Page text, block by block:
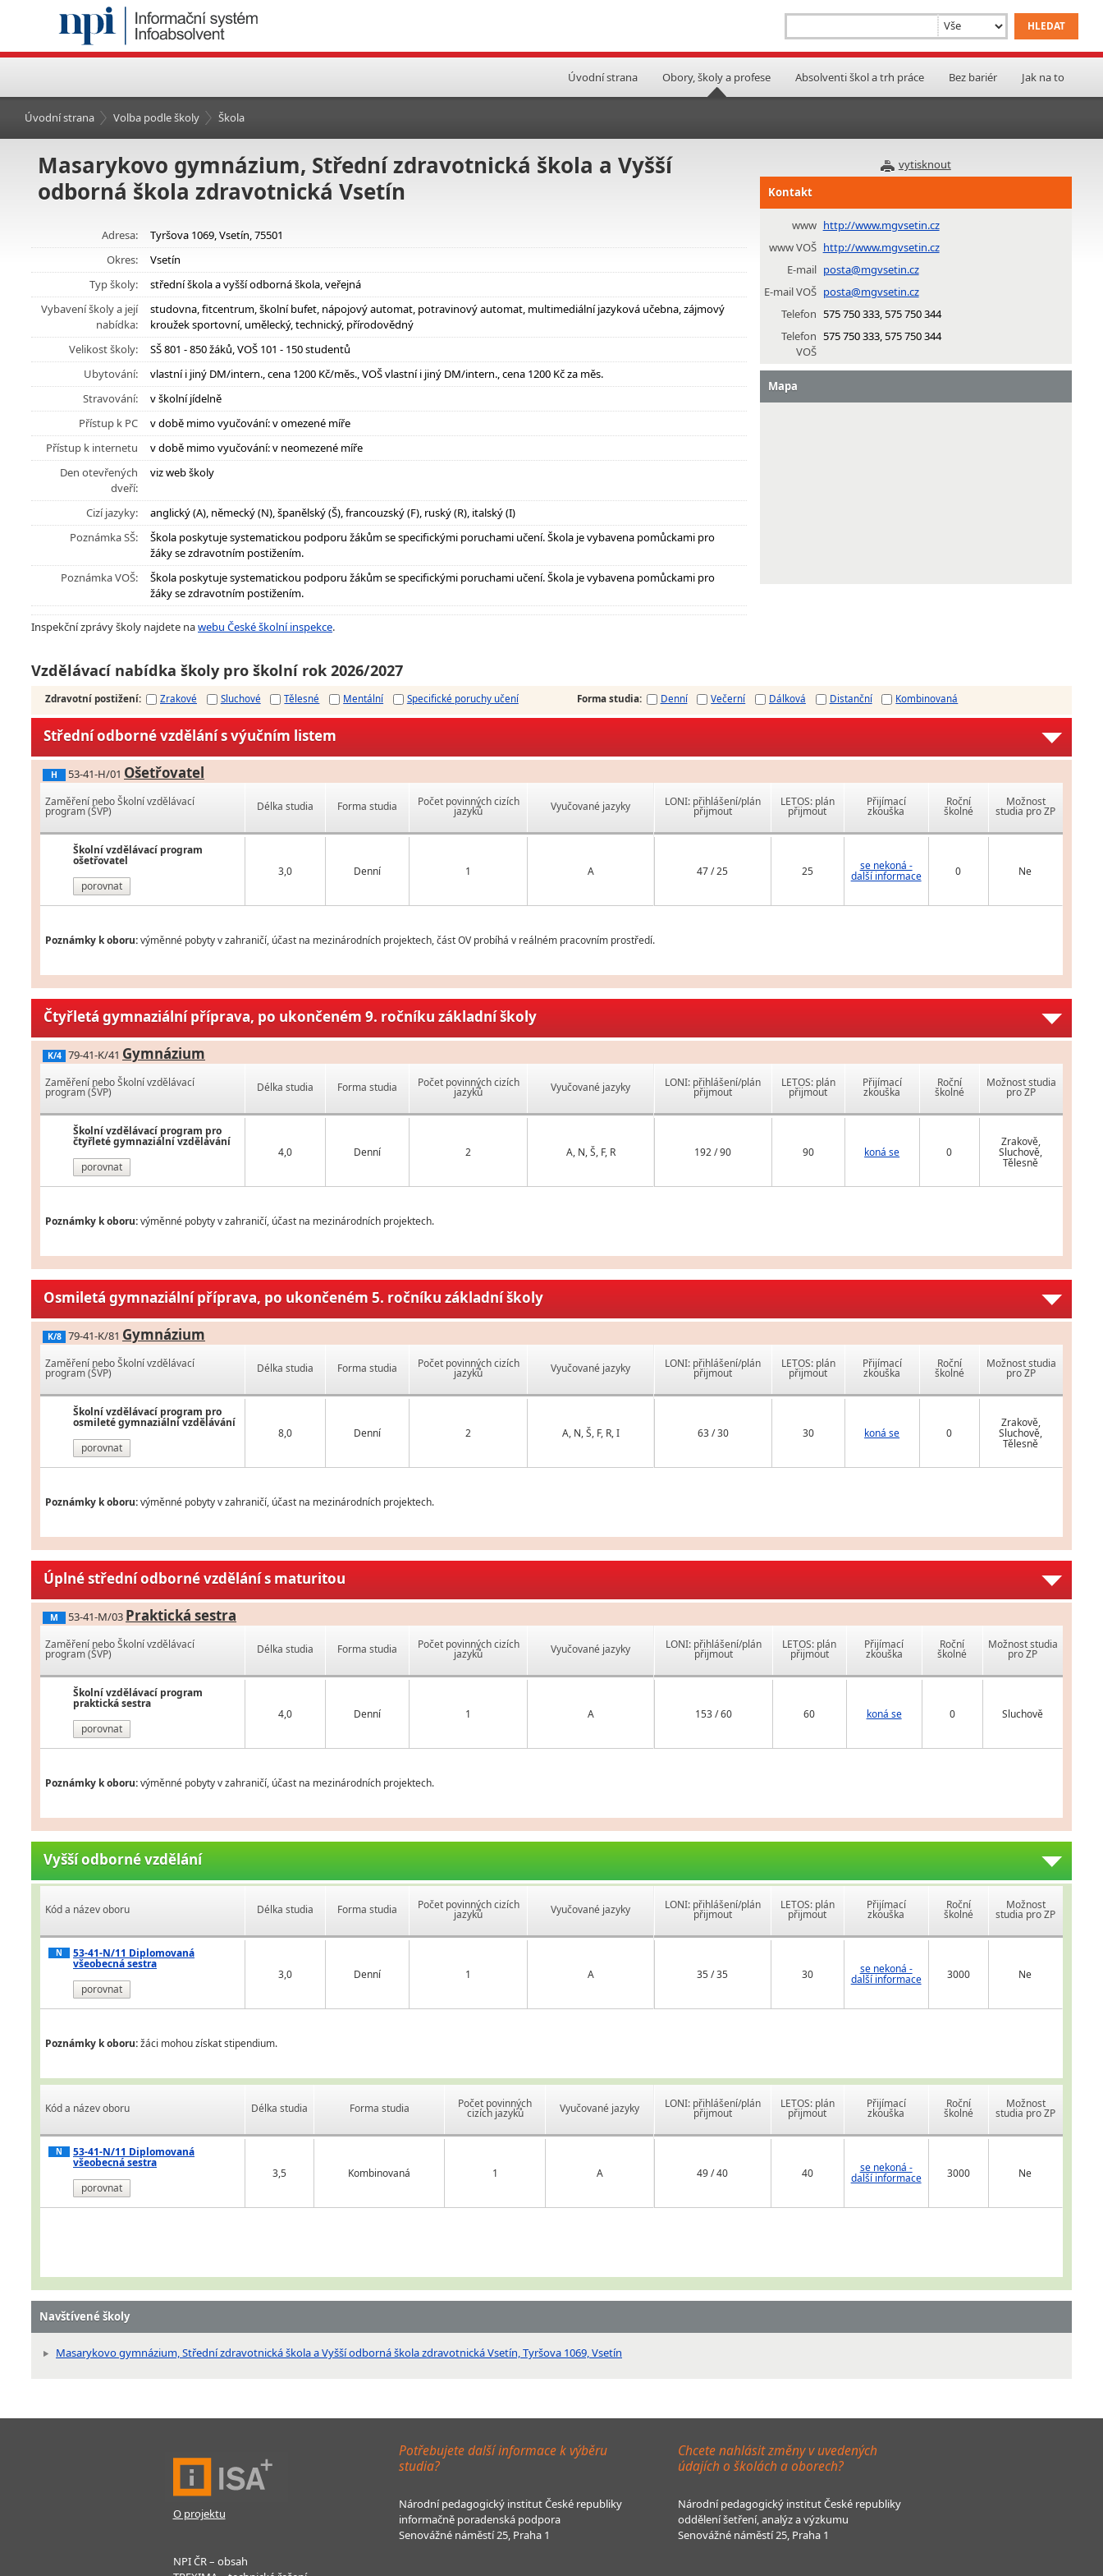
Úvodní strana Obory, školy a profese Absolventi škol a trh práce Bez bariér Jak na to
Úvodní strana Volba podle školy Škola
vytisknout
Masarykovo gymnázium, Střední zdravotnická škola a Vyšší
odborná škola zdravotnická Vsetín
Adresa:
Tyršova 1069, Vsetín, 75501
Okres:
Vsetín
Typ školy:
střední škola a vyšší odborná škola, veřejná
Vybavení školy a její
nabídka:
studovna, fitcentrum, školní bufet, nápojový automat, potravinový automat, multimediální jazyková učebna, zájmový
kroužek sportovní, umělecký, technický, přírodovědný
Velikost školy:
SŠ 801 - 850 žáků, VOŠ 101 - 150 studentů
Ubytování:
vlastní i jiný DM/intern., cena 1200 Kč/měs., VOŠ vlastní i jiný DM/intern., cena 1200 Kč za měs.
Stravování:
v školní jídelně
Přístup k PC
v době mimo vyučování: v omezené míře
Přístup k internetu
v době mimo vyučování: v neomezené míře
Den otevřených
dveří:
viz web školy
Cizí jazyky:
anglický (A), německý (N), španělský (Š), francouzský (F), ruský (R), italský (I)
Poznámka SŠ:
Škola poskytuje systematickou podporu žákům se specifickými poruchami učení. Škola je vybavena pomůckami pro
žáky se zdravotním postižením.
Poznámka VOŠ:
Škola poskytuje systematickou podporu žákům se specifickými poruchami učení. Škola je vybavena pomůckami pro
žáky se zdravotním postižením.
Inspekční zprávy školy najdete nawebu České školní inspekce.
Kontakt
www http://www.mgvsetin.cz
www VOŠ http://www.mgvsetin.cz
E-mail posta@mgvsetin.cz
E-mail VOŠ posta@mgvsetin.cz
Telefon 575 750 333, 575 750 344
Telefon
VOŠ
575 750 333, 575 750 344
Mapa
Vzdělávací nabídka školy pro školní rok 2026/2027
Zdravotní postižení: Zrakové Sluchové Tělesné Mentální Specifické poruchy učení Forma studia: Denní Večerní Dálková Distanční Kombinovaná
Střední odborné vzdělání s výučním listem
H 53-41-H/01 Ošetřovatel
Zaměření nebo Školní vzdělávací
program (ŠVP)
Školní vzdělávací program
ošetřovatel
porovnat
Délka studia Forma studia Počet povinných cizích
jazyků Vyučované jazyky
3,0 Denní 1 A
LONI: přihlášení/plán
přijmout
LETOS: plán
přijmout
Přijímací
zkouška
Roční
školné
Možnost
studia pro ZP
47 / 25 25 se nekoná -
další informace 0 Ne
Poznámky k oboru:výměnné pobyty v zahraničí, účast na mezinárodních projektech, část OV probíhá v reálném pracovním prostředí.
Čtyřletá gymnaziální příprava, po ukončeném 9. ročníku základní školy
K/4 79-41-K/41 Gymnázium
Zaměření nebo Školní vzdělávací
program (ŠVP)
Školní vzdělávací program pro
čtyřleté gymnaziální vzdělávání
porovnat
Délka studia Forma studia Počet povinných cizích
jazyků Vyučované jazyky
4,0 Denní 2 A, N, Š, F, R
LONI: přihlášení/plán
přijmout
LETOS: plán
přijmout
Přijímací
zkouška
Roční
školné
Možnost studia
pro ZP
192 / 90 90 koná se 0
Zrakově,
Sluchově,
Tělesně
Poznámky k oboru:výměnné pobyty v zahraničí, účast na mezinárodních projektech.
Osmiletá gymnaziální příprava, po ukončeném 5. ročníku základní školy
K/8 79-41-K/81 Gymnázium
Zaměření nebo Školní vzdělávací
program (ŠVP)
Školní vzdělávací program pro
osmileté gymnaziální vzdělávání
porovnat
Délka studia Forma studia Počet povinných cizích
jazyků Vyučované jazyky
8,0 Denní 2 A, N, Š, F, R, I
LONI: přihlášení/plán
přijmout
LETOS: plán
přijmout
Přijímací
zkouška
Roční
školné
Možnost studia
pro ZP
63 / 30 30 koná se 0
Zrakově,
Sluchově,
Tělesně
Poznámky k oboru:výměnné pobyty v zahraničí, účast na mezinárodních projektech.
Úplné střední odborné vzdělání s maturitou
M 53-41-M/03 Praktická sestra
Zaměření nebo Školní vzdělávací
program (ŠVP)
Školní vzdělávací program
praktická sestra
porovnat
Délka studia Forma studia Počet povinných cizích
jazyků Vyučované jazyky
4,0 Denní 1 A
LONI: přihlášení/plán
přijmout
LETOS: plán
přijmout
Přijímací
zkouška
Roční
školné
Možnost studia
pro ZP
153 / 60 60 koná se 0 Sluchově
Poznámky k oboru:výměnné pobyty v zahraničí, účast na mezinárodních projektech.
Vyšší odborné vzdělání
Kód a název oboru
N 53-41-N/11 Diplomovaná
všeobecná sestra
porovnat
Délka studia Forma studia Počet povinných cizích
jazyků Vyučované jazyky
3,0 Denní 1 A
LONI: přihlášení/plán
přijmout
LETOS: plán
přijmout
Přijímací
zkouška
Roční
školné
Možnost
studia pro ZP
35 / 35 30 se nekoná -
další informace 3000 Ne
Poznámky k oboru:žáci mohou získat stipendium.
Kód a název oboru
N 53-41-N/11 Diplomovaná
všeobecná sestra
porovnat
Délka studia Forma studia Počet povinných
cizích jazyků Vyučované jazyky
3,5 Kombinovaná 1 A
LONI: přihlášení/plán
přijmout
LETOS: plán
přijmout
Přijímací
zkouška
Roční
školné
Možnost
studia pro ZP
49 / 40 40 se nekoná -
další informace 3000 Ne
Navštívené školy
Masarykovo gymnázium, Střední zdravotnická škola a Vyšší odborná škola zdravotnická Vsetín, Tyršova 1069, Vsetín
O projektu
NPI ČR – obsah
Potřebujete další informace k výběru
studia?
Národní pedagogický institut České republiky
informačně poradenská podpora
Senovážné náměstí 25, Praha 1
Chcete nahlásit změny v uvedených
údajích o školách a oborech?
Národní pedagogický institut České republiky
oddělení šetření, analýz a výzkumu
Senovážné náměstí 25, Praha 1